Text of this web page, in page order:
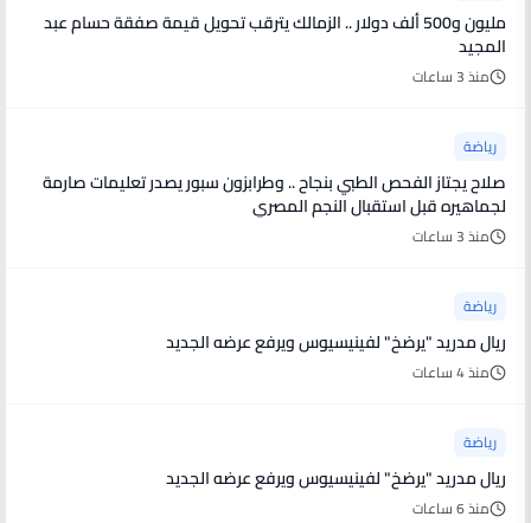
مليون و500 ألف دولار .. الزمالك يترقب تحويل قيمة صفقة حسام عبد
المجيد
منذ 3 ساعات
رياضة
صلاح يجتاز الفحص الطبي بنجاح .. وطرابزون سبور يصدر تعليمات صارمة
لجماهيره قبل استقبال النجم المصري
منذ 3 ساعات
رياضة
ريال مدريد "يرضخ" لفينيسيوس ويرفع عرضه الجديد
منذ 4 ساعات
رياضة
ريال مدريد "يرضخ" لفينيسيوس ويرفع عرضه الجديد
منذ 6 ساعات